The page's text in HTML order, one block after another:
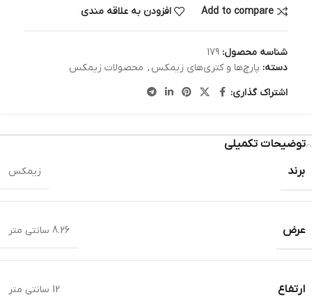
Add to compare افزودن به علاقه مندی
شناسه محصول: 179
دسته: پارچ‌ها و کتری‌های زیمکس , محصولات زیمکس
اشتراک گذاری:
توضیحات تکمیلی
برند
زیمکس
عرض 8.26 سانتی متر
ارتفاع 12 سانتی متر